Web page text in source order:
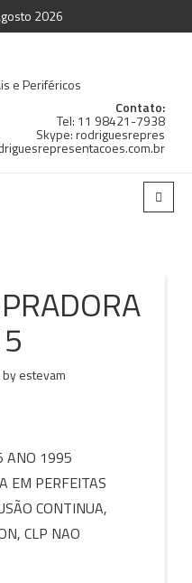
2026
e Periféricos
Contato:
Tel: 11 98421-7938
Skype: rodriguesrepres
byestevam
ANO 1995
EM PERFEITAS
CONTINUA,
CLP NAO